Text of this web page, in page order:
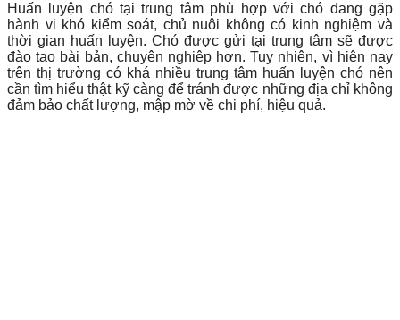
Huấn luyện chó tại trung tâm phù hợp với chó đang gặp
hành vi khó kiểm soát, chủ nuôi không có kinh nghiệm và
thời gian huấn luyện. Chó được gửi tại trung tâm sẽ được
đào tạo bài bản, chuyên nghiệp hơn. Tuy nhiên, vì hiện nay
trên thị trường có khá nhiều trung tâm huấn luyện chó nên
cần tìm hiểu thật kỹ càng để tránh được những địa chỉ không
đảm bảo chất lượng, mập mờ về chi phí, hiệu quả.